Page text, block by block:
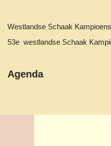
Westlandse Schaak
53e westlandse Schaak
Agenda